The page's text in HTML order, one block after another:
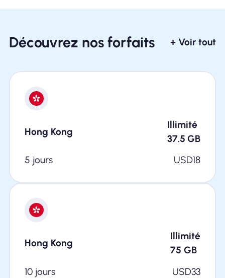
Découvrez nos forfaits + Voir tout
Hong Kong
Illimité
37.5 GB
5 jours
USD18
Hong Kong
Illimité
75 GB
10 jours
USD33